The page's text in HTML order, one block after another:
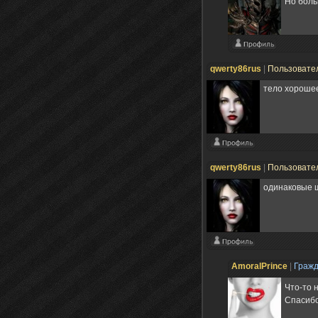
qwerty86rus
тело
qwerty86rus
одинаковые
AmoralPrince
Что-то